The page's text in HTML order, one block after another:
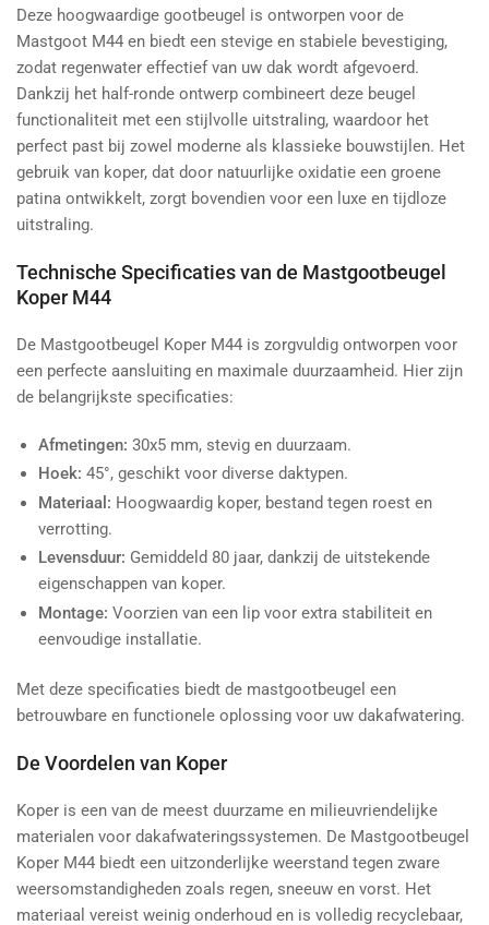
Deze hoogwaardige gootbeugel is ontworpen voor de
Mastgoot M44 en biedt een stevige en stabiele bevestiging,
zodat regenwater effectief van uw dak wordt afgevoerd.
Dankzij het half-ronde ontwerp combineert deze beugel
functionaliteit met een stijlvolle uitstraling, waardoor het
perfect past bij zowel moderne als klassieke bouwstijlen. Het
gebruik van koper, dat door natuurlijke oxidatie een groene
patina ontwikkelt, zorgt bovendien voor een luxe en tijdloze
uitstraling.
Technische Specificaties van de Mastgootbeugel
Koper M44
De Mastgootbeugel Koper M44 is zorgvuldig ontworpen voor
een perfecte aansluiting en maximale duurzaamheid. Hier zijn
de belangrijkste specificaties:
Afmetingen: 30x5 mm, stevig en duurzaam.
Hoek: 45°, geschikt voor diverse daktypen.
Materiaal: Hoogwaardig koper, bestand tegen roest en
verrotting.
Levensduur: Gemiddeld 80 jaar, dankzij de uitstekende
eigenschappen van koper.
Montage: Voorzien van een lip voor extra stabiliteit en
eenvoudige installatie.
Met deze specificaties biedt de mastgootbeugel een
betrouwbare en functionele oplossing voor uw dakafwatering.
De Voordelen van Koper
Koper is een van de meest duurzame en milieuvriendelijke
materialen voor dakafwateringssystemen. De Mastgootbeugel
Koper M44 biedt een uitzonderlijke weerstand tegen zware
weersomstandigheden zoals regen, sneeuw en vorst. Het
materiaal vereist weinig onderhoud en is volledig recyclebaar,